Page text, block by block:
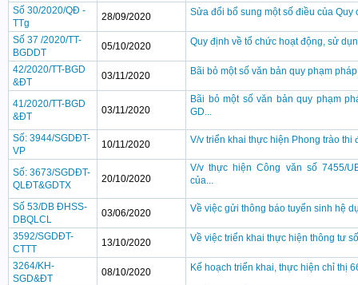
Số 30/2020/QĐ -
TTg
28/09/2020 Sửa đổi bổ sung một số điều của Quy
Số 37 /2020/TT-
BGDDT
05/10/2020 Quy định về tổ chức hoạt động, sử
42/2020/TT-BGD
&ĐT
03/11/2020 Bãi bỏ một số văn bản quy phạm
41/2020/TT-BGD
&ĐT
03/11/2020
Bãi bỏ một số văn bản quy phạm
GD...
Số: 3944/SGDĐT-
VP
10/11/2020 V/v triển khai thực hiện Phong trào thi
Số: 3673/SGDĐT-
QLĐT&GDTX
20/10/2020
V/v thực hiện Công văn số 7455/
của...
Số 53/DB ĐHSS-
DBQLCL
03/06/2020 Về việc gửi thông báo tuyển sinh hệ
3592/SGDĐT-
CTTT
13/10/2020 Về việc triển khai thực hiện thông tư
3264/KH-
SGD&ĐT
08/10/2020 Kế hoạch triển khai, thực hiện chỉ thị